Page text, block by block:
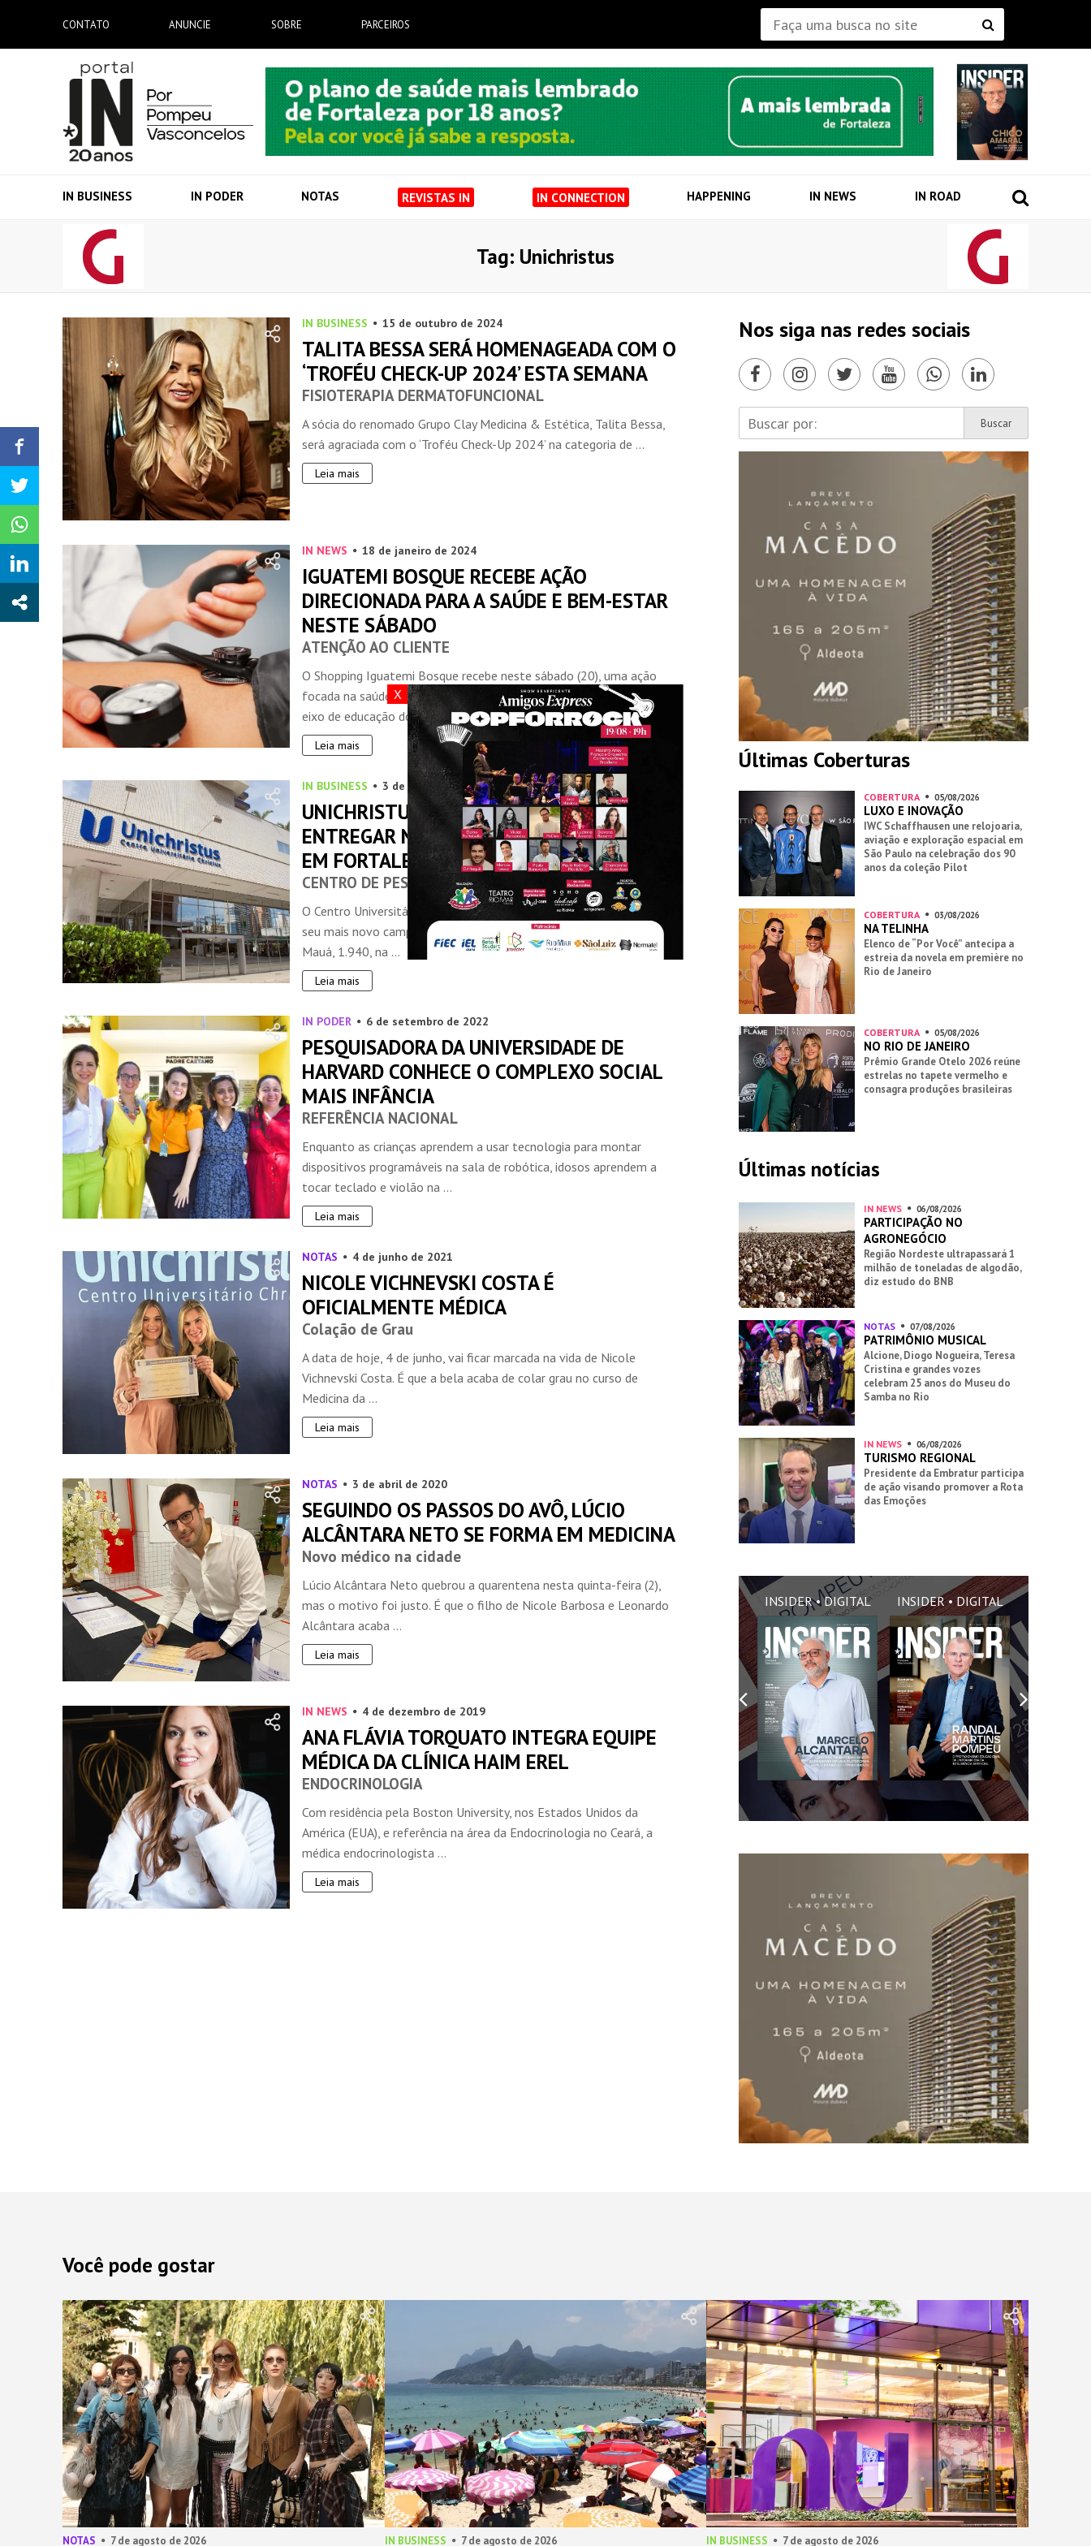
CONTATO ANUNCIE SOBRE PARCEIROS
IN BUSINESS IN PODER NOTAS REVISTAS IN IN CONNECTION HAPPENING IN NEWS IN ROAD
Tag: Unichristus
IN BUSINESS 15 de outubro de 2024
TALITA BESSA SERÁ HOMENAGEADA COM O
‘TROFÉU CHECK-UP 2024’ ESTA SEMANA
FISIOTERAPIA DERMATOFUNCIONAL
A sócia do renomado Grupo Clay Medicina & Estética, Talita Bessa,
será agraciada com o ‘Troféu Check-Up 2024’ na categoria de ...
Leia mais
IN NEWS 18 de janeiro de 2024
IGUATEMI BOSQUE RECEBE AÇÃO
DIRECIONADA PARA A SAÚDE E BEM-ESTAR
NESTE SÁBADO
ATENÇÃO AO CLIENTE
O Shopping Iguatemi Bosque recebe neste sábado (20), uma ação
focada na saúde e bem-estar do público. Em parceria com O Cachola,
eixo de educação do ...
Leia mais
IN BUSINESS 3 de outubro de 2022
UNICHRISTUS ACELERA OBRAS PARA
ENTREGAR NOVO CENTRO UNIVERSITÁRIO
EM FORTALEZA
CENTRO DE PESQUISAS
O Centro Universitário Christus iniciou as obras de adaptação para o
seu mais novo campus em Fortaleza, situado na Rua Visconde de
Mauá, 1.940, na ...
Leia mais
IN PODER 6 de setembro de 2022
PESQUISADORA DA UNIVERSIDADE DE
HARVARD CONHECE O COMPLEXO SOCIAL
MAIS INFÂNCIA
REFERÊNCIA NACIONAL
Enquanto as crianças aprendem a usar tecnologia para montar
dispositivos programáveis na sala de robótica, idosos aprendem a
tocar teclado e violão na ...
Leia mais
NOTAS 4 de junho de 2021
NICOLE VICHNEVSKI COSTA É
OFICIALMENTE MÉDICA
Colação de Grau
A data de hoje, 4 de junho, vai ficar marcada na vida de Nicole
Vichnevski Costa. É que a bela acaba de colar grau no curso de
Medicina da ...
Leia mais
NOTAS 3 de abril de 2020
SEGUINDO OS PASSOS DO AVÔ, LÚCIO
ALCÂNTARA NETO SE FORMA EM MEDICINA
Novo médico na cidade
Lúcio Alcântara Neto quebrou a quarentena nesta quinta-feira (2),
mas o motivo foi justo. É que o filho de Nicole Barbosa e Leonardo
Alcântara acaba ...
Leia mais
IN NEWS 4 de dezembro de 2019
ANA FLÁVIA TORQUATO INTEGRA EQUIPE
MÉDICA DA CLÍNICA HAIM EREL
ENDOCRINOLOGIA
Com residência pela Boston University, nos Estados Unidos da
América (EUA), e referência na área da Endocrinologia no Ceará, a
médica endocrinologista ...
Leia mais
Nos siga nas redes sociais
Últimas Coberturas
COBERTURA 05/08/2026
LUXO E INOVAÇÃO
IWC Schaffhausen une relojoaria,
aviação e exploração espacial em
São Paulo na celebração dos 90
anos da coleção Pilot
COBERTURA 03/08/2026
NA TELINHA
Elenco de “Por Você” antecipa a
estreia da novela em première no
Rio de Janeiro
COBERTURA 05/08/2026
NO RIO DE JANEIRO
Prêmio Grande Otelo 2026 reúne
estrelas no tapete vermelho e
consagra produções brasileiras
Últimas notícias
IN NEWS 06/08/2026
PARTICIPAÇÃO NO
AGRONEGÓCIO
Região Nordeste ultrapassará 1
milhão de toneladas de algodão,
diz estudo do BNB
NOTAS 07/08/2026
PATRIMÔNIO MUSICAL
Alcione, Diogo Nogueira, Teresa
Cristina e grandes vozes
celebram 25 anos do Museu do
Samba no Rio
IN NEWS 06/08/2026
TURISMO REGIONAL
Presidente da Embratur participa
de ação visando promover a Rota
das Emoções
INSIDER • DIGITAL INSIDER • DIGITAL INSIDER • DIGITAL INSIDER • DIGITAL INSIDER • DIGITAL
Você pode gostar
NOTAS 7 de agosto de 2026 IN BUSINESS 7 de agosto de 2026 IN BUSINESS 7 de agosto de 2026
X